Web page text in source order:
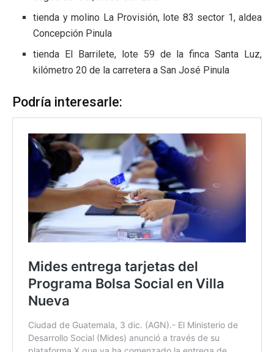
tienda y molino La Provisión, lote 83 sector 1, aldea
Concepción Pinula
tienda El Barrilete, lote 59 de la finca Santa Luz,
kilómetro 20 de la carretera a San José Pinula
Podría interesarle: